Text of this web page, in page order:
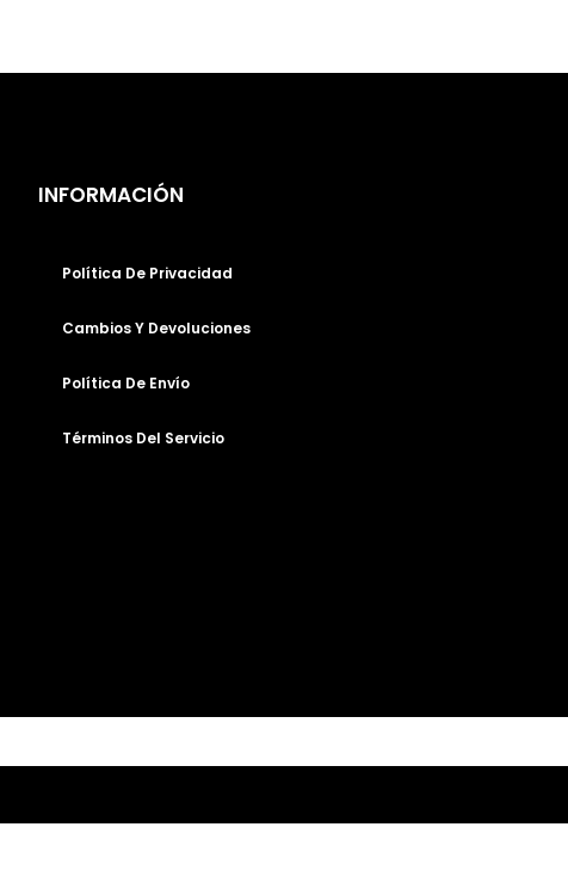
INFORMACIÓN
Política De Privacidad
Cambios Y Devoluciones
Política De Envío
Términos Del Servicio